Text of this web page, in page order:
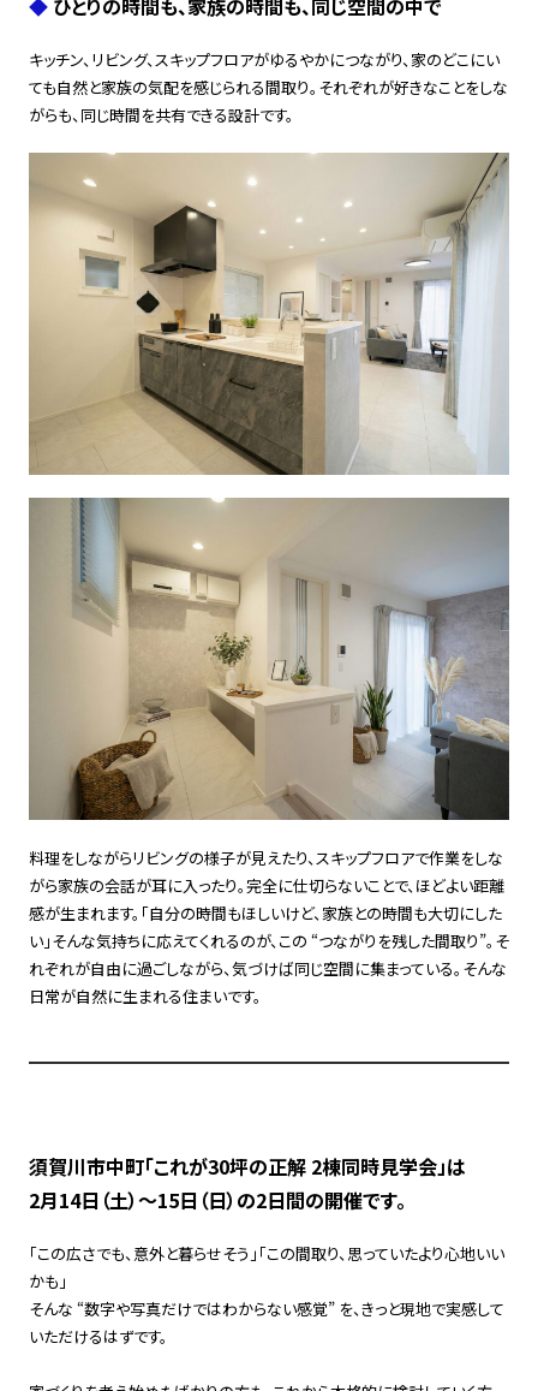
◆ ひとりの時間も、家族の時間も、同じ空間の中で
キッチン、リビング、スキップフロアがゆるやかにつながり、家のどこにい
ても自然と家族の気配を感じられる間取り。それぞれが好きなことをしな
がらも、同じ時間を共有できる設計です。
料理をしながらリビングの様子が見えたり、スキップフロアで作業をしな
がら家族の会話が耳に入ったり。完全に仕切らないことで、ほどよい距離
感が生まれます。「自分の時間もほしいけど、家族との時間も大切にした
い」そんな気持ちに応えてくれるのが、この “つながりを残した間取り”。そ
れぞれが自由に過ごしながら、気づけば同じ空間に集まっている。そんな
日常が自然に生まれる住まいです。
須賀川市中町「これが30坪の正解 2棟同時見学会」は
2月14日（土）〜15日（日）の2日間の開催です。
「この広さでも、意外と暮らせそう」「この間取り、思っていたより心地いい
かも」
そんな “数字や写真だけではわからない感覚” を、きっと現地で実感して
いただけるはずです。